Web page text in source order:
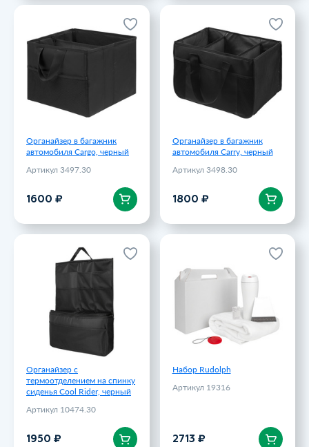
Органайзер в багажник
автомобиля Cargo, черный
Артикул 3497.30
1600 ₽
Органайзер в багажник
автомобиля Cargo, черный
Артикул 3497.30
В корзину
Органайзер в багажник
автомобиля Carry, черный
Артикул 3498.30
1800 ₽
Органайзер в багажник
автомобиля Carry, черный
Артикул 3498.30
В корзину
Органайзер с
термоотделением на спинку
сиденья Cool Rider, черный
Артикул 10474.30
1950 ₽
Органайзер с
термоотделением на спинку
сиденья Cool Rider, черный
1950 ₽
В корзину
Набор Rudolph
Артикул 19316
2713 ₽
Набор Rudolph
Артикул 19316
2713 ₽
В корзину